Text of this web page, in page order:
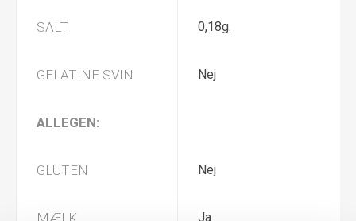
SALT 0,18g.
GELATINE SVIN Nej
ALLEGEN:
GLUTEN Nej
MÆLK Ja